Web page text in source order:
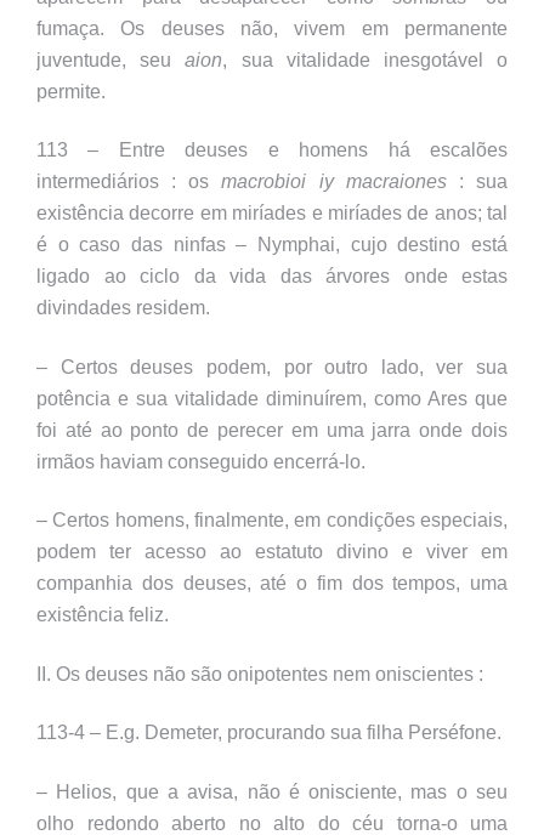
fumaça. Os deuses não, vivem em permanente
juventude, seuaion, sua vitalidade inesgotável o
permite.
113 – Entre deuses e homens há escalões
intermediários : osmacrobioi iy macraiones: sua
existência decorre em miríades e miríades de anos; tal
é o caso das ninfas – Nymphai, cujo destino está
ligado ao ciclo da vida das árvores onde estas
divindades residem.
– Certos deuses podem, por outro lado, ver sua
potência e sua vitalidade diminuírem, como Ares que
foi até ao ponto de perecer em uma jarra onde dois
irmãos haviam conseguido encerrá-lo.
– Certos homens, finalmente, em condições especiais,
podem ter acesso ao estatuto divino e viver em
companhia dos deuses, até o fim dos tempos, uma
existência feliz.
II. Os deuses não são onipotentes nem oniscientes :
113-4 – E.g. Demeter, procurando sua filha Perséfone.
– Helios, que a avisa, não é onisciente, mas o seu
olho redondo aberto no alto do céu torna-o uma